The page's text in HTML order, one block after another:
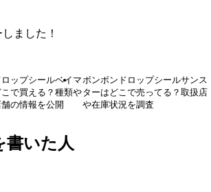
ました！
ップシールベイマ
で買える？種類や
の情報を公開
ボンボンドロップシールサンス
ターはどこで売ってる？取扱店
や在庫状況を調査
書いた人